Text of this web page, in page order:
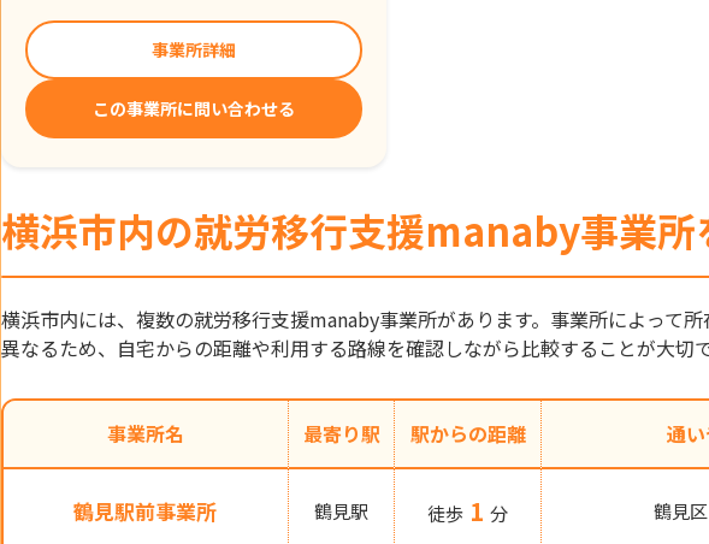
事業所詳細
この事業所に問い合わせる
横浜市内の就労移行支援manaby事業所
横浜市内には、複数の就労移行支援manaby事業所があります。事業所によって
異なるため、自宅からの距離や利用する路線を確認しながら比較することが大切で
事業所名 最寄り駅 駅からの距離 通
鶴見駅前事業所 鶴見駅 徒歩 1 分 鶴見